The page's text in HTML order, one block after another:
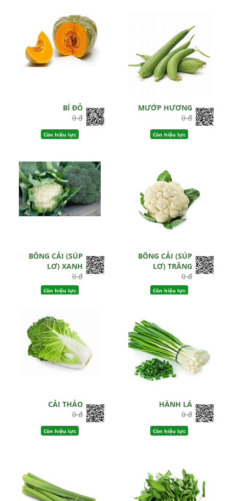
BÍ ĐỎ
0 đ
Còn hiệu lực
MƯỚP HƯƠNG
0 đ
Còn hiệu lực
BÔNG CẢI (SÚP
LƠ) XANH
0 đ
Còn hiệu lực
BÔNG CẢI (SÚP
LƠ) TRẮNG
0 đ
Còn hiệu lực
CẢI THẢO
0 đ
Còn hiệu lực
HÀNH LÁ
0 đ
Còn hiệu lực